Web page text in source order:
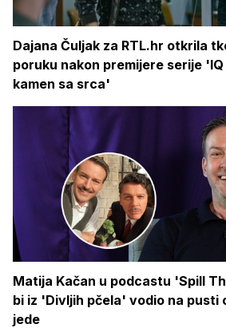
Dajana Čuljak za RTL.hr otkrila
poruku nakon premijere serije
kamen sa srca'
Matija Kačan u podcastu 'Spill
bi iz 'Divljih pčela' vodio na pusti
jede